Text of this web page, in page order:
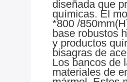
diseñada que
químicas. El
*800 /
base robustos
y productos
bisagras de
Los bancos de
materiales de